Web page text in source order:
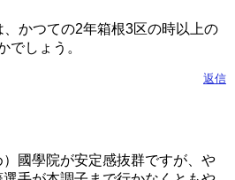
、かつての2年箱根3区の時以上の
でしょう。
返信
國學院が安定感抜群ですが、や